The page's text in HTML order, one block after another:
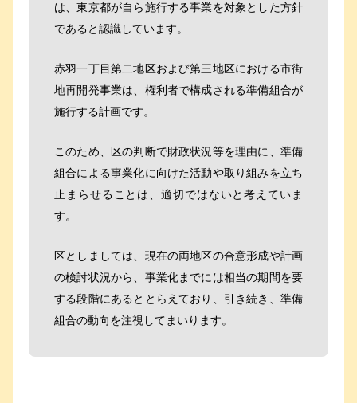
は、東京都が自ら施行する事業を対象とした方針
であると認識しています。
赤羽一丁目第二地区および第三地区における市街
地再開発事業は、権利者で構成される準備組合が
施行する計画です。
このため、区の判断で財政状況等を理由に、準備
組合による事業化に向けた活動や取り組みを立ち
止まらせることは、適切ではないと考えていま
す。
区としましては、現在の両地区の合意形成や計画
の検討状況から、事業化までには相当の期間を要
する段階にあるととらえており、引き続き、準備
組合の動向を注視してまいります。